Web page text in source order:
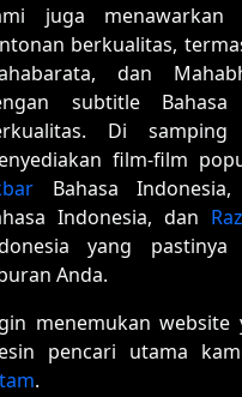
juga menawarkan
berkualitas,
dan
subtitle Bahasa
Di
film-film
Bahasa Indonesia,
Indonesia, dan
yang pastinya
Anda.
menemukan website
pencari utama
.